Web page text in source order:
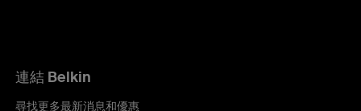
連結 Belkin
尋找更多最新消息和優惠